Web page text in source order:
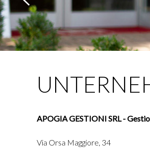
APOGIA GESTIONI SRL -
Via Orsa Maggiore, 34